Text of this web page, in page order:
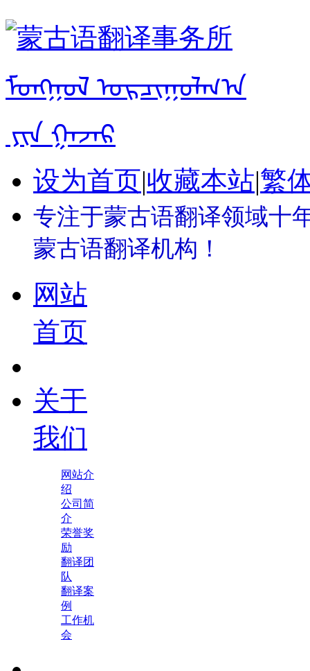
设为首页|收藏本站|繁
专注于蒙古语翻译领域十
蒙古语翻译机构！
网站
首页
关于
我们
网站介
绍
公司简
介
荣誉奖
励
翻译团
队
翻译案
例
工作机
会